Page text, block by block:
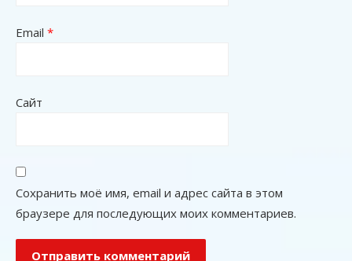
Email *
Сайт
Сохранить моё имя, email и адрес сайта в этом
браузере для последующих моих комментариев.